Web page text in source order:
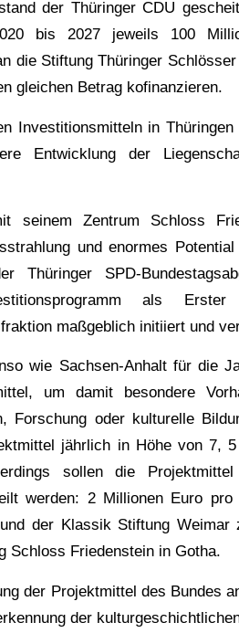
der Thüringer CDU
bis 2027 jeweils 100
die Stiftung Thüringer
gleichen Betrag kofinanzieren.
Investitionsmitteln in
Entwicklung der
seinem Zentrum Schloss
und enormes
SPD-
als Erster
maßgeblich initiiert und
wie Sachsen-Anhalt für die
um damit besondere
Forschung oder kulturelle
jährlich in Höhe von 7,
sollen die
werden: 2 Millionen Euro
der Klassik Stiftung Weimar
Schloss Friedenstein in Gotha.
der Projektmittel des Bundes
der